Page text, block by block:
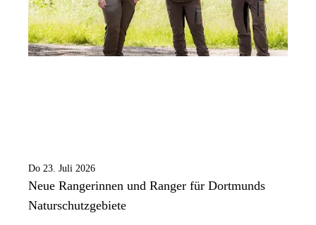
Do 23. Juli 2026
Neue Rangerinnen und Ranger für Dortmunds
Naturschutzgebiete